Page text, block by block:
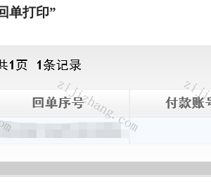
单打印”